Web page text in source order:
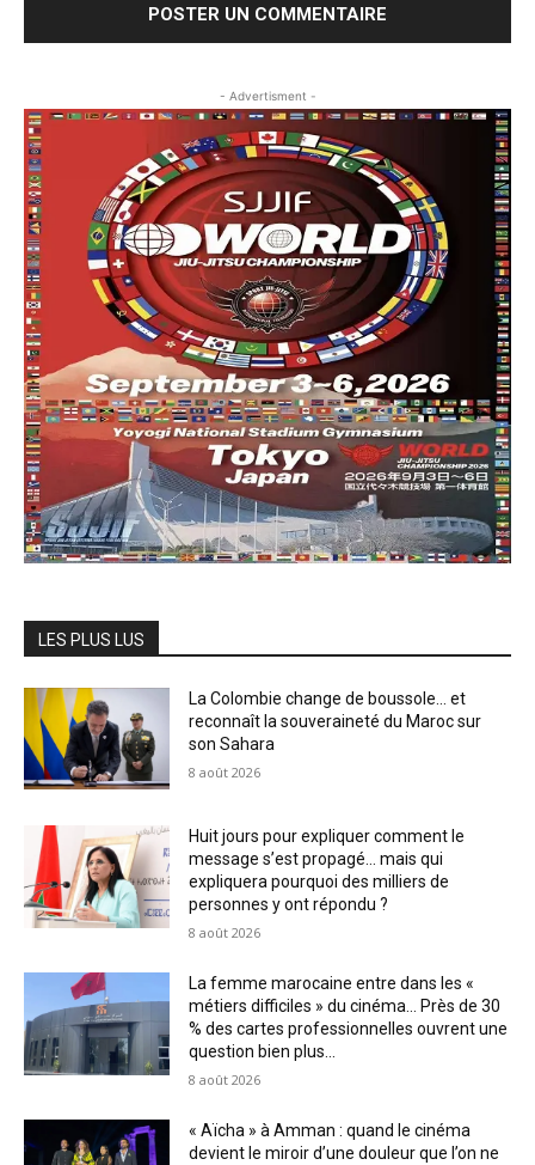
- Advertisment -
LES PLUS LUS
La Colombie change de boussole… et
reconnaît la souveraineté du Maroc sur
son Sahara
8 août 2026
Huit jours pour expliquer comment le
message s’est propagé… mais qui
expliquera pourquoi des milliers de
personnes y ont répondu ?
8 août 2026
La femme marocaine entre dans les «
métiers difficiles » du cinéma… Près de 30
% des cartes professionnelles ouvrent une
question bien plus...
8 août 2026
« Aïcha » à Amman : quand le cinéma
devient le miroir d’une douleur que l’on ne